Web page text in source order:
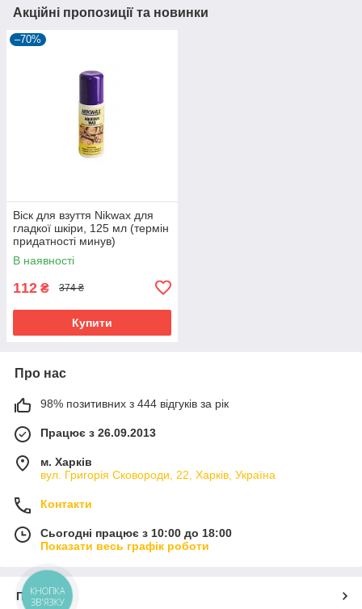
Акційні пропозиції та новинки
–70%
Віск для взуття Nikwax для
гладкої шкіри, 125 мл (термін
придатності минув)
В наявності
112 ₴ 374 ₴
Купити
Про нас
98% позитивних з 444 відгуків за рік
Працює з 26.09.2013
м. Харків
вул. Григорія Сковороди, 22, Харків, Україна
Контакти
Сьогодні працює з 10:00 до 18:00
Показати весь графік роботи
Про нас
КНОПКА
ЗВ'ЯЗКУ